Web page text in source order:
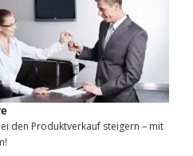
den Produktverkauf steigern – mit